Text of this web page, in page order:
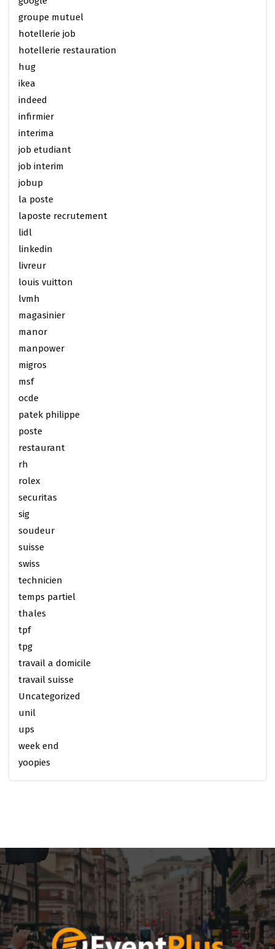
groupe mutuel
hotellerie job
hotellerie restauration
hug
ikea
indeed
infirmier
interima
job etudiant
job interim
jobup
la poste
laposte recrutement
lidl
linkedin
livreur
louis vuitton
lvmh
magasinier
manor
manpower
migros
msf
ocde
patek philippe
poste
restaurant
rh
rolex
securitas
sig
soudeur
suisse
swiss
technicien
temps partiel
thales
tpf
tpg
travail a domicile
travail suisse
Uncategorized
unil
ups
week end
yoopies